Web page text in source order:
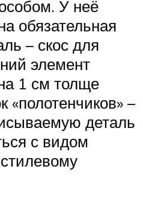
У неё
обязательная
– скос для
элемент
1 см толще
«полотенчиков» –
деталь
с видом